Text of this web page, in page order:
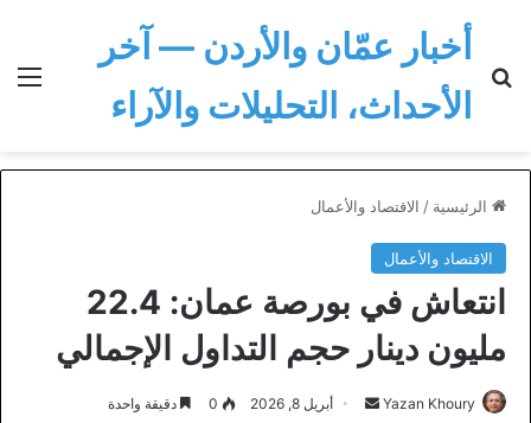
أخبار عمّان والأردن — آخر
الأحداث، التحليلات والآراء
الرئيسية / الاقتصاد والأعمال
الاقتصاد والأعمال
انتعاش في بورصة عمان: 22.4
مليون دينار حجم التداول الإجمالي
Yazan Khoury
أرسل أبريل 8, 2026 0 دقيقة واحدة